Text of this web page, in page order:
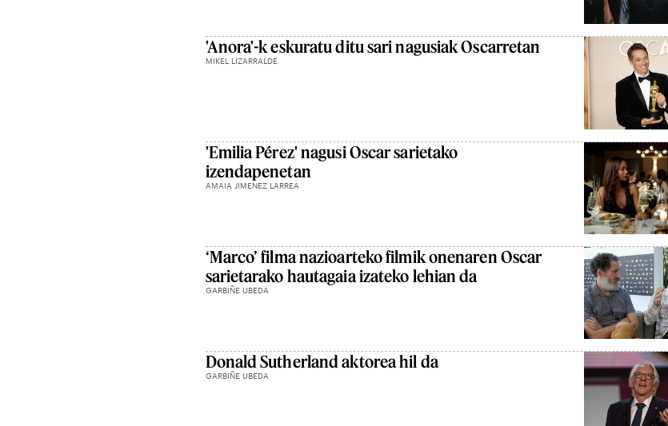
'Anora'-k eskuratu ditu sari nagusiak Oscarretan
MIKEL LIZARRALDE
'Emilia Pérez' nagusi Oscar sarietako
izendapenetan
AMAIA JIMENEZ LARREA
‘Marco’ filma nazioarteko filmik onenaren Oscar
sarietarako hautagaia izateko lehian da
GARBIÑE UBEDA
Donald Sutherland aktorea hil da
GARBIÑE UBEDA